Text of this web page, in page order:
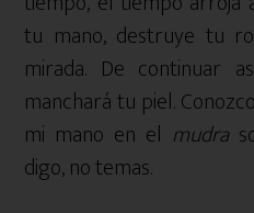
tu mano, destruye tu
mirada. De continuar
manchará tu piel.
mi mano en el mudra
digo, no temas.